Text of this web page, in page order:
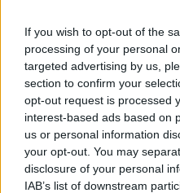
If you wish to opt-out of the
processing of your personal
targeted advertising by us,
section to confirm your
opt-out request is processed
interest-based ads based on
us or personal information
your opt-out. You may
disclosure of your personal
IAB’s list of downstream
Van Bommel begint
niet tactisch, maar
Transferclausule
dit bedrag kan
Dit ziet de Belgische
Bommel als nieuwe